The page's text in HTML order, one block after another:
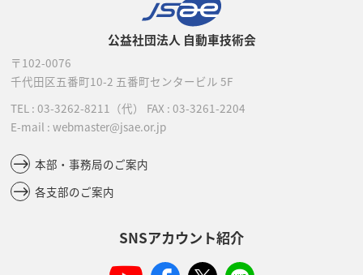
公益社団法人 自動車技術会
〒102-0076
千代田区五番町10-2 五番町センタービル 5F
TEL : 03-3262-8211 （代） FAX : 03-3261-2204
E-mail : webmaster@jsae.or.jp
本部・事務局のご案内
各支部のご案内
SNSアカウント紹介